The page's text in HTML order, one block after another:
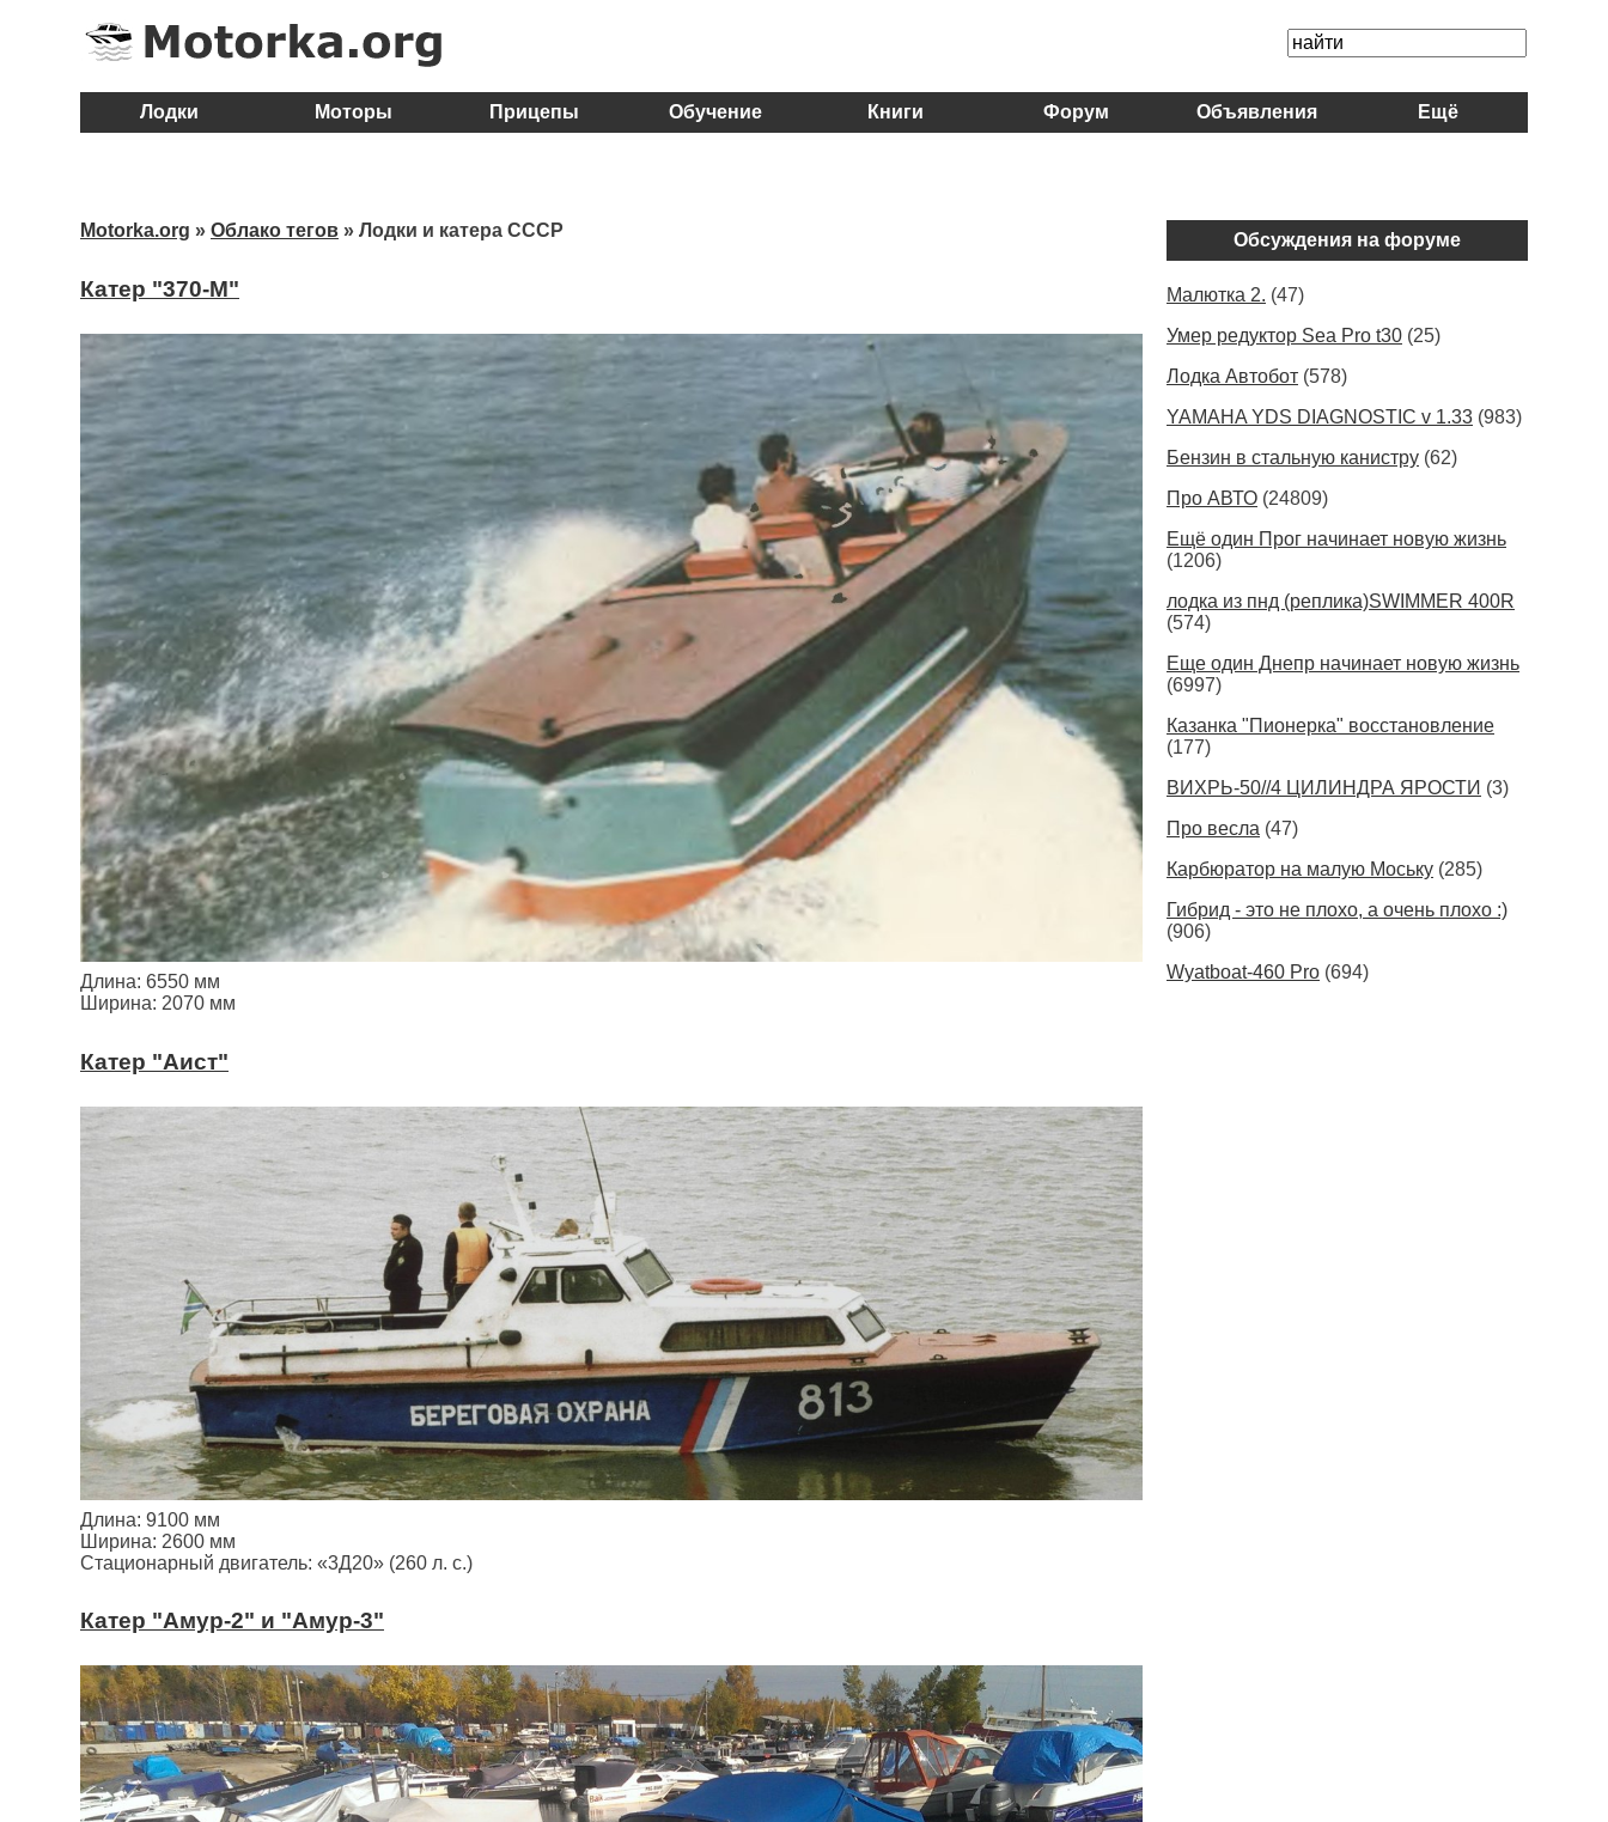
Лодки Моторы Прицепы Обучение Книги Форум Объявления Ещё
Motorka.org » Облако тегов » Лодки и катера СССР
Катер "370-М"
Длина: 6550 мм
Ширина: 2070 мм
Катер "Аист"
Длина: 9100 мм
Ширина: 2600 мм
Стационарный двигатель: «3Д20» (260 л. с.)
Катер "Амур-2" и "Амур-3"
Обсуждения на форуме
Малютка 2. (47)
Умер редуктор Sea Pro t30 (25)
Лодка Автобот (578)
YAMAHA YDS DIAGNOSTIC v 1.33 (983)
Бензин в стальную канистру (62)
Про АВТО (24809)
Ещё один Прог начинает новую жизнь
(1206)
лодка из пнд (реплика)SWIMMER 400R
(574)
Еще один Днепр начинает новую жизнь
(6997)
Казанка "Пионерка" восстановление
(177)
ВИХРЬ-50//4 ЦИЛИНДРА ЯРОСТИ (3)
Про весла (47)
Карбюратор на малую Моську (285)
Гибрид - это не плохо, а очень плохо :)
(906)
Wyatboat-460 Pro (694)